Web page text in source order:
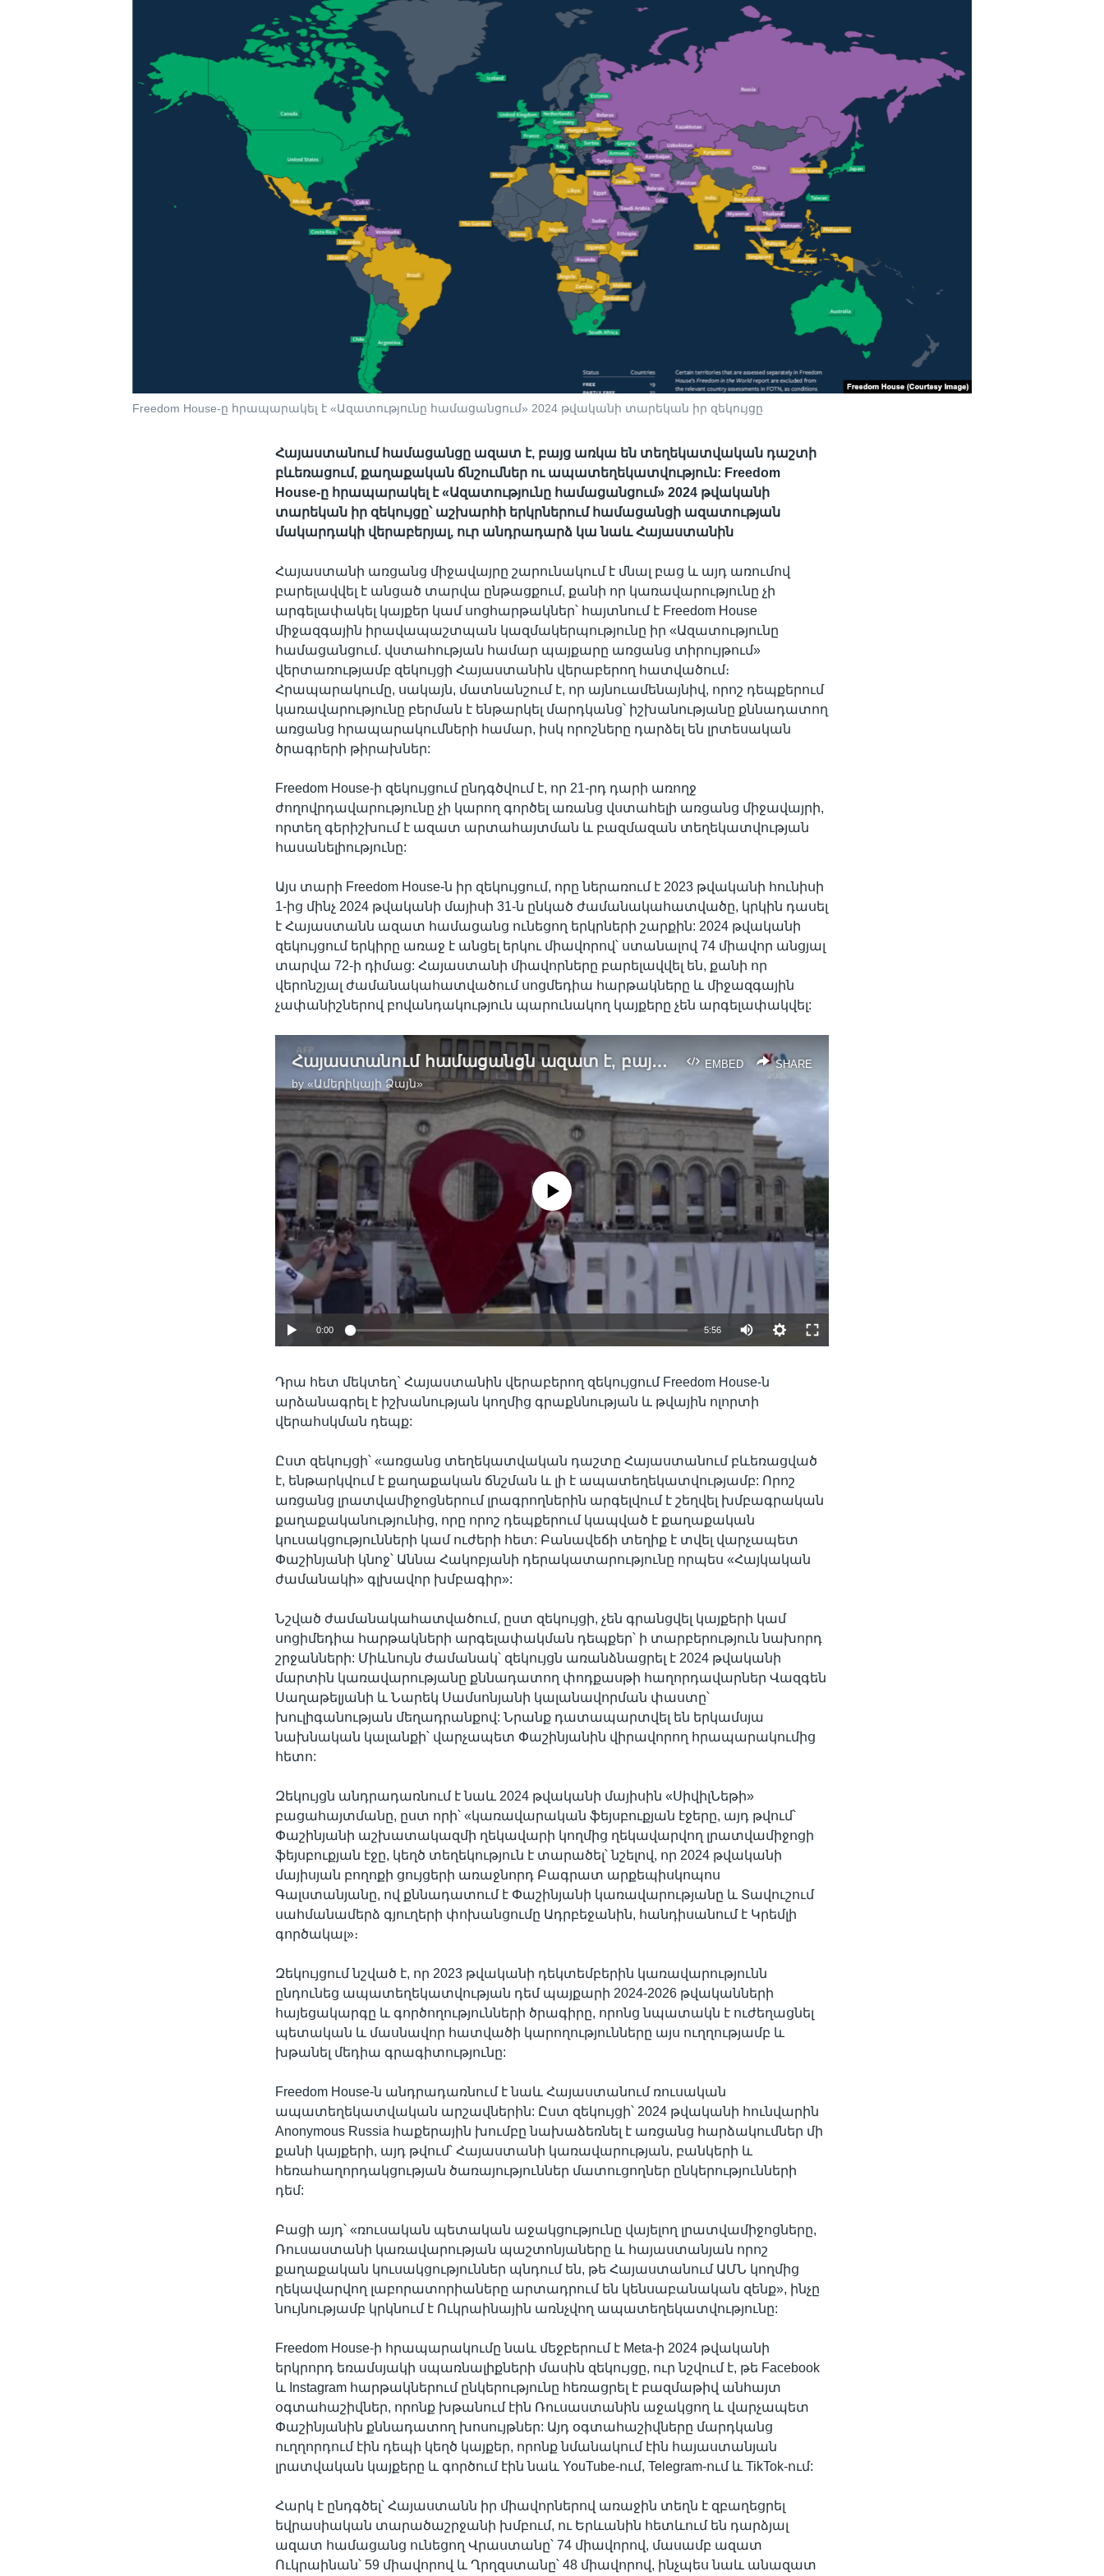
Freedom House-ը հրապարակել է «Ազատությունը համացանցում» 2024 թվականի տարեկան իր զեկույցը
Հայաստանում համացանցը ազատ է, բայց առկա են տեղեկատվական դաշտի
բևեռացում, քաղաքական ճնշումներ ու ապատեղեկատվություն: Freedom
House-ը հրապարակել է «Ազատությունը համացանցում» 2024 թվականի
տարեկան իր զեկույցը՝ աշխարհի երկրներում համացանցի ազատության
մակարդակի վերաբերյալ, ուր անդրադարձ կա նաև Հայաստանին
Հայաստանի առցանց միջավայրը շարունակում է մնալ բաց և այդ առումով
բարելավվել է անցած տարվա ընթացքում, քանի որ կառավարությունը չի
արգելափակել կայքեր կամ սոցհարթակներ՝ հայտնում է Freedom House
միջազգային իրավապաշտպան կազմակերպությունը իր «Ազատությունը
համացանցում. վստահության համար պայքարը առցանց տիրույթում»
վերտառությամբ զեկույցի Հայաստանին վերաբերող հատվածում։
Հրապարակումը, սակայն, մատնանշում է, որ այնուամենայնիվ, որոշ դեպքերում
կառավարությունը բերման է ենթարկել մարդկանց՝ իշխանությանը քննադատող
առցանց հրապարակումների համար, իսկ որոշները դարձել են լրտեսական
ծրագրերի թիրախներ:
Freedom House-ի զեկույցում ընդգծվում է, որ 21-րդ դարի առողջ
ժողովրդավարությունը չի կարող գործել առանց վստահելի առցանց միջավայրի,
որտեղ գերիշխում է ազատ արտահայտման և բազմազան տեղեկատվության
հասանելիությունը:
Այս տարի Freedom House-ն իր զեկույցում, որը ներառում է 2023 թվականի հունիսի
1-ից մինչ 2024 թվականի մայիսի 31-ն ընկած ժամանակահատվածը, կրկին դասել
է Հայաստանն ազատ համացանց ունեցող երկրների շարքին: 2024 թվականի
զեկույցում երկիրը առաջ է անցել երկու միավորով՝ ստանալով 74 միավոր անցյալ
տարվա 72-ի դիմաց: Հայաստանի միավորները բարելավվել են, քանի որ
վերոնշյալ ժամանակահատվածում սոցմեդիա հարթակները և միջազգային
չափանիշներով բովանդակություն պարունակող կայքերը չեն արգելափակվել:
EMBED SHARE
Հայաստանում համացանցն ազատ է, բայց առկա են տեղեկատվական դաշտի բևեռացում, քաղաքական ճնշումներ ու ապատեղեկատվություն. Freedom House
by«Ամերիկայի Ձայն»
EMBED SHARE
No media source currently available
0:00 5:56
Դրա հետ մեկտեղ` Հայաստանին վերաբերող զեկույցում Freedom House-ն
արձանագրել է իշխանության կողմից գրաքննության և թվային ոլորտի
վերահսկման դեպք:
Ըստ զեկույցի՝ «առցանց տեղեկատվական դաշտը Հայաստանում բևեռացված
է, ենթարկվում է քաղաքական ճնշման և լի է ապատեղեկատվությամբ: Որոշ
առցանց լրատվամիջոցներում լրագրողներին արգելվում է շեղվել խմբագրական
քաղաքականությունից, որը որոշ դեպքերում կապված է քաղաքական
կուսակցությունների կամ ուժերի հետ: Բանավեճի տեղիք է տվել վարչապետ
Փաշինյանի կնոջ՝ Աննա Հակոբյանի դերակատարությունը որպես «Հայկական
ժամանակի» գլխավոր խմբագիր»:
Նշված ժամանակահատվածում, ըստ զեկույցի, չեն գրանցվել կայքերի կամ
սոցիմեդիա հարթակների արգելափակման դեպքեր՝ ի տարբերություն նախորդ
շրջանների: Միևնույն ժամանակ՝ զեկույցն առանձնացրել է 2024 թվականի
մարտին կառավարությանը քննադատող փոդքասթի հաղորդավարներ Վազգեն
Սաղաթելյանի և Նարեկ Սամսոնյանի կալանավորման փաստը՝
խուլիգանության մեղադրանքով: Նրանք դատապարտվել են երկամսյա
նախնական կալանքի՝ վարչապետ Փաշինյանին վիրավորող հրապարակումից
հետո:
Զեկույցն անդրադառնում է նաև 2024 թվականի մայիսին «ՍիվիլՆեթի»
բացահայտմանը, ըստ որի՝ «կառավարական ֆեյսբուքյան էջերը, այդ թվում՝
Փաշինյանի աշխատակազմի ղեկավարի կողմից ղեկավարվող լրատվամիջոցի
ֆեյսբուքյան էջը, կեղծ տեղեկություն է տարածել՝ նշելով, որ 2024 թվականի
մայիսյան բողոքի ցույցերի առաջնորդ Բագրատ արքեպիսկոպոս
Գալստանյանը, ով քննադատում է Փաշինյանի կառավարությանը և Տավուշում
սահմանամերձ գյուղերի փոխանցումը Ադրբեջանին, հանդիսանում է Կրեմլի
գործակալ»։
Զեկույցում նշված է, որ 2023 թվականի դեկտեմբերին կառավարությունն
ընդունեց ապատեղեկատվության դեմ պայքարի 2024-2026 թվականների
հայեցակարգը և գործողությունների ծրագիրը, որոնց նպատակն է ուժեղացնել
պետական և մասնավոր հատվածի կարողությունները այս ուղղությամբ և
խթանել մեդիա գրագիտությունը:
Freedom House-ն անդրադառնում է նաև Հայաստանում ռուսական
ապատեղեկատվական արշավներին: Ըստ զեկույցի՝ 2024 թվականի հունվարին
Anonymous Russia հաքերային խումբը նախաձեռնել է առցանց հարձակումներ մի
քանի կայքերի, այդ թվում՝ Հայաստանի կառավարության, բանկերի և
հեռահաղորդակցության ծառայություններ մատուցողներ ընկերությունների
դեմ:
Բացի այդ՝ «ռուսական պետական աջակցությունը վայելող լրատվամիջոցները,
Ռուսաստանի կառավարության պաշտոնյաները և հայաստանյան որոշ
քաղաքական կուսակցություններ պնդում են, թե Հայաստանում ԱՄՆ կողմից
ղեկավարվող լաբորատորիաները արտադրում են կենսաբանական զենք», ինչը
նույնությամբ կրկնում է Ուկրաինային առնչվող ապատեղեկատվությունը:
Freedom House-ի հրապարակումը նաև մեջբերում է Meta-ի 2024 թվականի
երկրորդ եռամսյակի սպառնալիքների մասին զեկույցը, ուր նշվում է, թե Facebook
և Instagram հարթակներում ընկերությունը հեռացրել է բազմաթիվ անհայտ
օգտահաշիվներ, որոնք խթանում էին Ռուսաստանին աջակցող և վարչապետ
Փաշինյանին քննադատող խոսույթներ: Այդ օգտահաշիվները մարդկանց
ուղղորդում էին դեպի կեղծ կայքեր, որոնք նմանակում էին հայաստանյան
լրատվական կայքերը և գործում էին նաև YouTube-ում, Telegram-ում և TikTok-ում:
Հարկ է ընդգծել՝ Հայաստանն իր միավորներով առաջին տեղն է զբաղեցրել
եվրասիական տարածաշրջանի խմբում, ու Երևանին հետևում են դարձյալ
ազատ համացանց ունեցող Վրաստանը՝ 74 միավորով, մասամբ ազատ
Ուկրաինան՝ 59 միավորով և Ղրղզստանը՝ 48 միավորով, ինչպես նաև անազատ